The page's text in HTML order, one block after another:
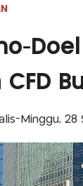
Minggu, 28